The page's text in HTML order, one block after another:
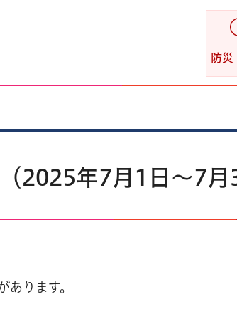
防災
2025年7月1日～7月
あります。